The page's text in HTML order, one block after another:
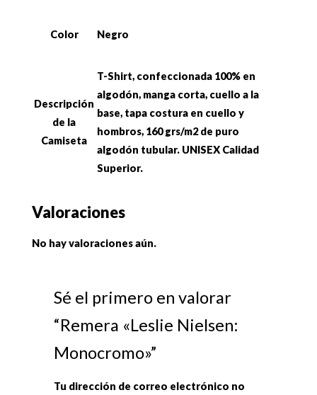
Color Negro
Descripción
de la
Camiseta
T-Shirt, confeccionada 100% en
algodón, manga corta, cuello a la
base, tapa costura en cuello y
hombros, 160 grs/m2 de puro
algodón tubular. UNISEX Calidad
Superior.
Valoraciones
No hay valoraciones aún.
Sé el primero en valorar
“Remera «Leslie Nielsen:
Monocromo»”
Tu dirección de correo electrónico no